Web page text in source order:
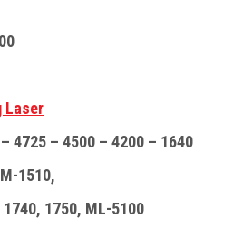
Laser
4725 – 4500 – 4200 – 1640
1510,
1740, 1750, ML-5100